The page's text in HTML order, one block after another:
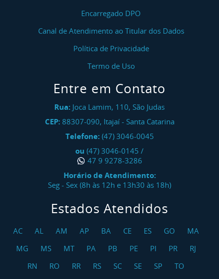
Encarregado DPO
Canal de Atendimento ao Titular dos Dados
Política de Privacidade
Termo de Uso
Entre em Contato
Rua: Joca Lamim, 110, São Judas
CEP: 88307-090, Itajaí- Santa Catarina
Telefone: (47) 3046-0045
ou (47) 3046-0145 /
47 9 9278-3286
Horário de Atendimento:
Seg - Sex (8h às 12h e 13h30 às 18h)
Estados Atendidos
AC AL AM AP BA CE ES GO
MA
MG
MS MT PA PB PE PI PR
RJ
RN
RO RR RS SC SE SP TO